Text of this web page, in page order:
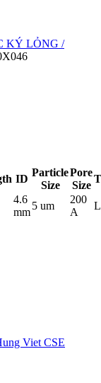
KÝ LỎNG /
ID
Particle
Size
Pore
Size
4.6
mm
5 um
200
A